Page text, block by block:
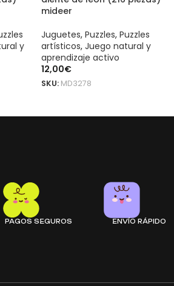
y
mideer
Juguetes, Puzzles, Puzzles
artísticos, Juego natural y
aprendizaje activo
12,00€
SKU: MD3278
PAGOS SEGUROS ENVÍO RÁPIDO